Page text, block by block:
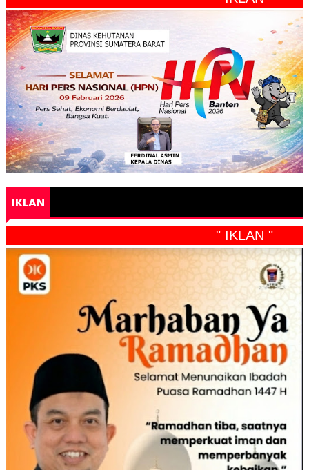
IKLAN
" IKLAN "